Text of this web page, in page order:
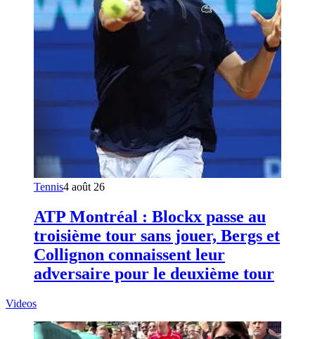
Tennis4 août 26
ATP Montréal : Blockx passe au
troisième tour sans jouer, Bergs et
Collignon connaissent leur
adversaire pour le deuxième tour
Videos